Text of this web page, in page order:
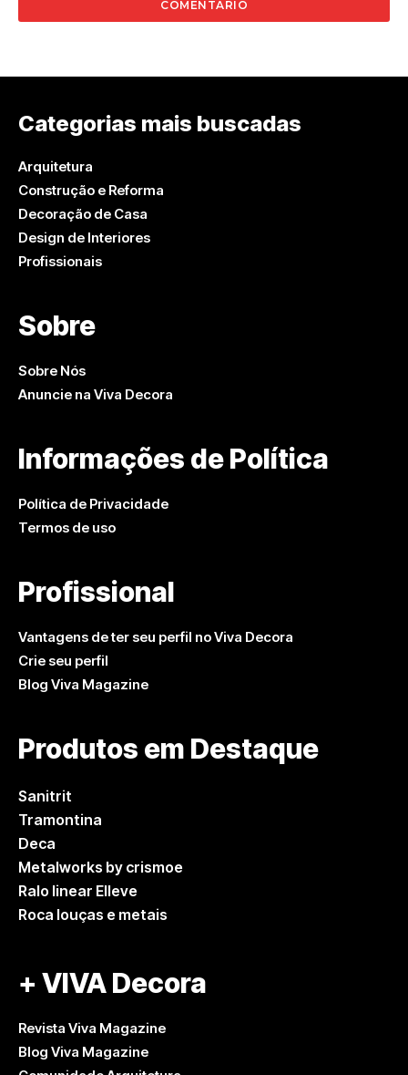
Categorias mais buscadas
Arquitetura
Construção e Reforma
Decoração de Casa
Design de Interiores
Profissionais
Sobre
Sobre Nós
Anuncie na Viva Decora
Informações de Política
Política de Privacidade
Termos de uso
Profissional
Vantagens de ter seu perfil no Viva Decora
Crie seu perfil
Blog Viva Magazine
Produtos em Destaque
Sanitrit
Tramontina
Deca
Metalworks by crismoe
Ralo linear Elleve
Roca louças e metais
+ VIVA Decora
Revista Viva Magazine
Blog Viva Magazine